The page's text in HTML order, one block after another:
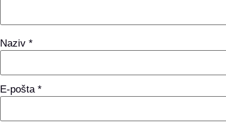
Naziv *
E-pošta *